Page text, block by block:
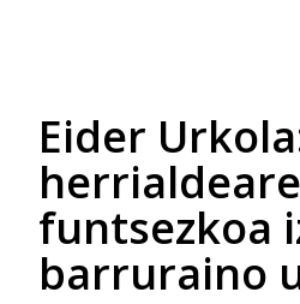
Eider
funtsezkoa
barruraino